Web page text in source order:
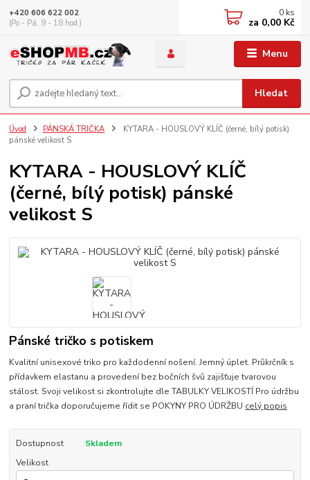
Menu
Hledat
+420 606 622 002
(Po - Pá, 9 - 18 hod.)
0 ks
za 0,00 Kč
Úvod PÁNSKÁ TRIČKA
KYTARA - HOUSLOVÝ KLÍČ (černé, bílý potisk)
pánské velikost S
KYTARA - HOUSLOVÝ KLÍČ
(černé, bílý potisk) pánské
velikost S
Pánské tričko s potiskem
Kvalitní unisexové triko pro každodenní nošení. Jemný úplet. Průkrčník s
přídavkem elastanu a provedení bez bočních švů zajišťuje tvarovou
stálost. Svoji velikost si zkontrolujte dle TABULKY VELIKOSTÍ Pro údržbu
a praní trička doporučujeme řídit se POKYNY PRO ÚDRŽBU celý popis
Dostupnost
Skladem
Velikost